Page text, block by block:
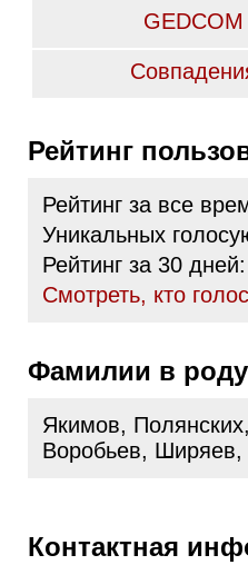
GEDCOM
Рейтинг
Рейтинг за все
Уникальных
Рейтинг за 30 дней:
Cмотреть, кто
Фамилии в роду
Якимов,
Воробьев,
Контактная